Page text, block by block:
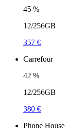
45 %
12/256GB
357 €
Carrefour
42 %
12/256GB
380 €
Phone House